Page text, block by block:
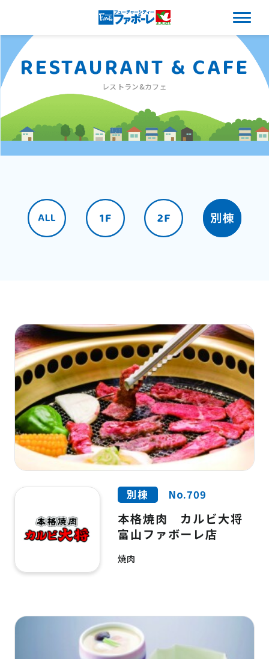
RESTAURANT & CAFE
レストラン&カフェ
別棟 No.709
本格焼肉 カルビ大将
富山ファボーレ店
焼肉